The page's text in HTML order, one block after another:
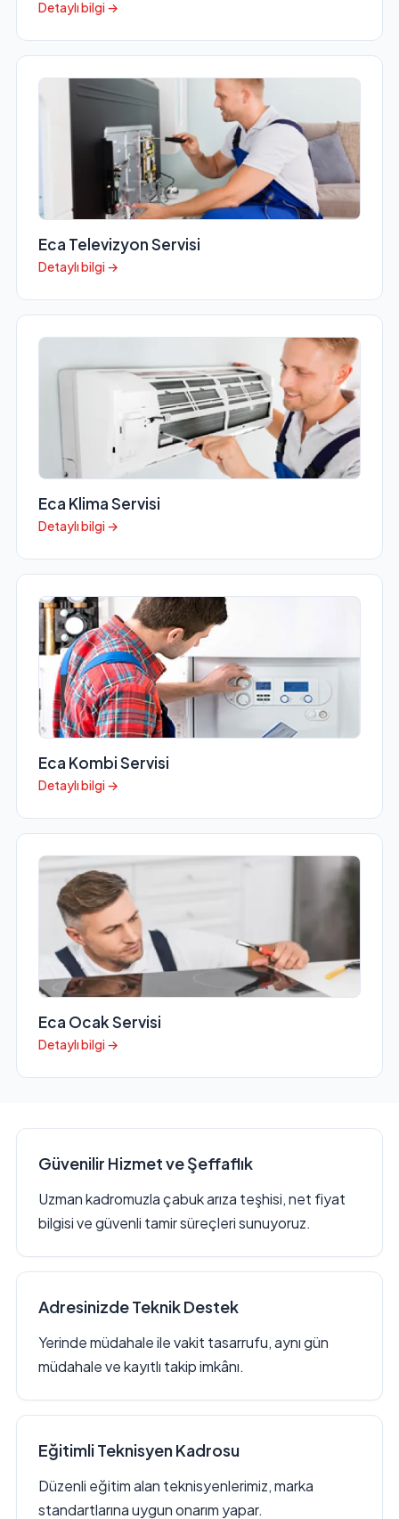
Detaylı bilgi →
Eca Televizyon Servisi
Detaylı bilgi →
Eca Klima Servisi
Detaylı bilgi →
Eca Kombi Servisi
Detaylı bilgi →
Eca Ocak Servisi
Detaylı bilgi →
Güvenilir Hizmet ve Şeffaflık
Uzman kadromuzla çabuk arıza teşhisi, net fiyat
bilgisi ve güvenli tamir süreçleri sunuyoruz.
Adresinizde Teknik Destek
Yerinde müdahale ile vakit tasarrufu, aynı gün
müdahale ve kayıtlı takip imkânı.
Eğitimli Teknisyen Kadrosu
Düzenli eğitim alan teknisyenlerimiz, marka
standartlarına uygun onarım yapar.